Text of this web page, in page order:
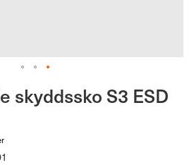
skyddssko S3 ESD